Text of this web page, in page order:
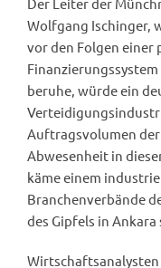
Wolfgang Ischinger,
vor den Folgen einer
beruhe, würde ein
Auftragsvolumen
Abwesenheit in
käme einem
Branchenverbände
des Gipfels in